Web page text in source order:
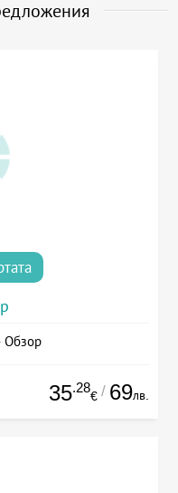
Обзор
35.28
€ / 69лв.